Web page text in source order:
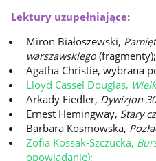
Lektury uzupełniające:
Miron Białoszewski,
warszawskiego(fragmenty);
Agatha Christie, wybrana
Lloyd Cassel Douglas,
Arkady Fiedler, Dywizjon
Ernest Hemingway, Stary
Barbara Kosmowska,
Zofia Kossak-Szczucka,
opowiadanie);